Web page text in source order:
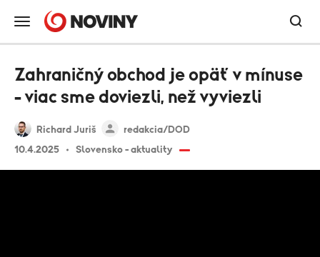
Richard Juriš
redakcia/DOD
10.4.2025
Slovensko - aktuality
Zahraničný obchod je opäť v mínuse
– viac sme doviezli, než vyviezli